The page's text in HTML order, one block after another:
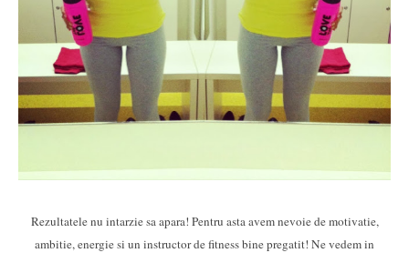
Rezultatele nu intarzie sa apara! Pentru asta avem nevoie de motivatie,
ambitie, energie si un instructor de fitness bine pregatit! Ne vedem in